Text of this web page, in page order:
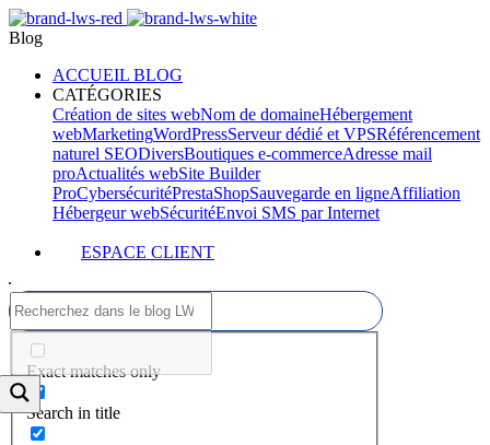
Blog
ACCUEIL BLOG
CATÉGORIES
Création de sites webNom de domaineHébergement
webMarketingWordPressServeur dédié et VPSRéférencement
naturel SEODiversBoutiques e-commerceAdresse mail
proActualités webSite Builder
ProCybersécuritéPrestaShopSauvegarde en ligneAffiliation
Hébergeur webSécuritéEnvoi SMS par Internet
ESPACE CLIENT
Exact matches only
Search in title